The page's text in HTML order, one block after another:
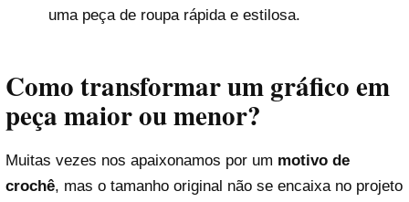
uma peça de roupa rápida e estilosa.
Como transformar um gráfico em
peça maior ou menor?
Muitas vezes nos apaixonamos por um motivo de
crochê, mas o tamanho original não se encaixa no projeto